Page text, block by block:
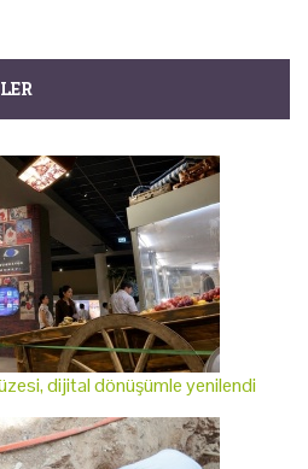
dijital dönüşümle yenilendi